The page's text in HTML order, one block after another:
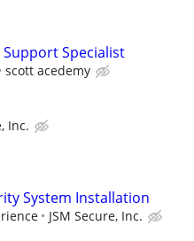
Specialist
scott acedemy
Inc.
System Installation
JSM Secure, Inc.